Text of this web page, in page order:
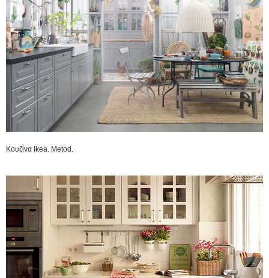
Κουζίνα Ikea. Metod.